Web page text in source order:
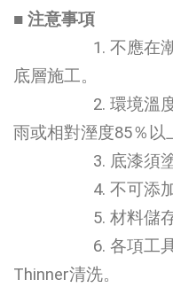
■ 注意事項
1. 不應在潮濕
底層施工。
2. 環境溫度低
雨或相對溼度85％以
3. 底漆須塗佈
4. 不可添加任
5. 材料儲存環
6. 各項工具使
Thinner清洗。